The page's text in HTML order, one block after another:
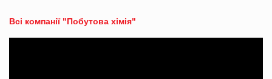
Всі компанії "Побутова хімія"